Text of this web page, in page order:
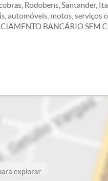
Rodobens, Santander,
automóveis, motos, serviços
BANCÁRIO SEM
explorar